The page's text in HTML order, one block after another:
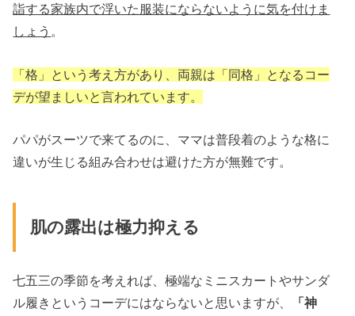
詣する家族内で浮いた服装にならないように気を付けま
しょう 。
「格」という考え方があり、両親は「同格」となるコー
デが望ましいと言われています。
パパがスーツで来てるのに、ママは普段着のような格に
違いが生じる組み合わせは避けた方が無難です。
肌の露出は極力抑える
七五三の季節を考えれば、極端なミニスカートやサンダ
ル履きというコーデにはならないと思いますが、
「神